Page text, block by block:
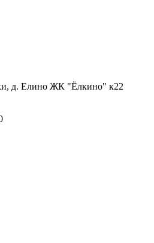
д. Елино ЖК "Ёлкино" к22